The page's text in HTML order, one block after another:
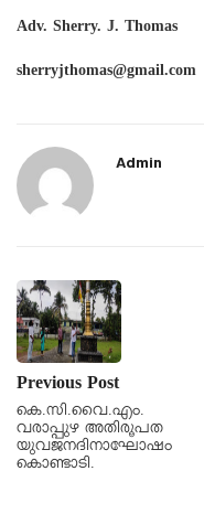
Adv. Sherry. J. Thomas
sherryjthomas@gmail.com
Admin
Previous Post
കെ.സി.വൈ.എം.
വരാപ്പുഴ അതിരൂപത
യുവജനദിനാഘോഷം
കൊണ്ടാടി.